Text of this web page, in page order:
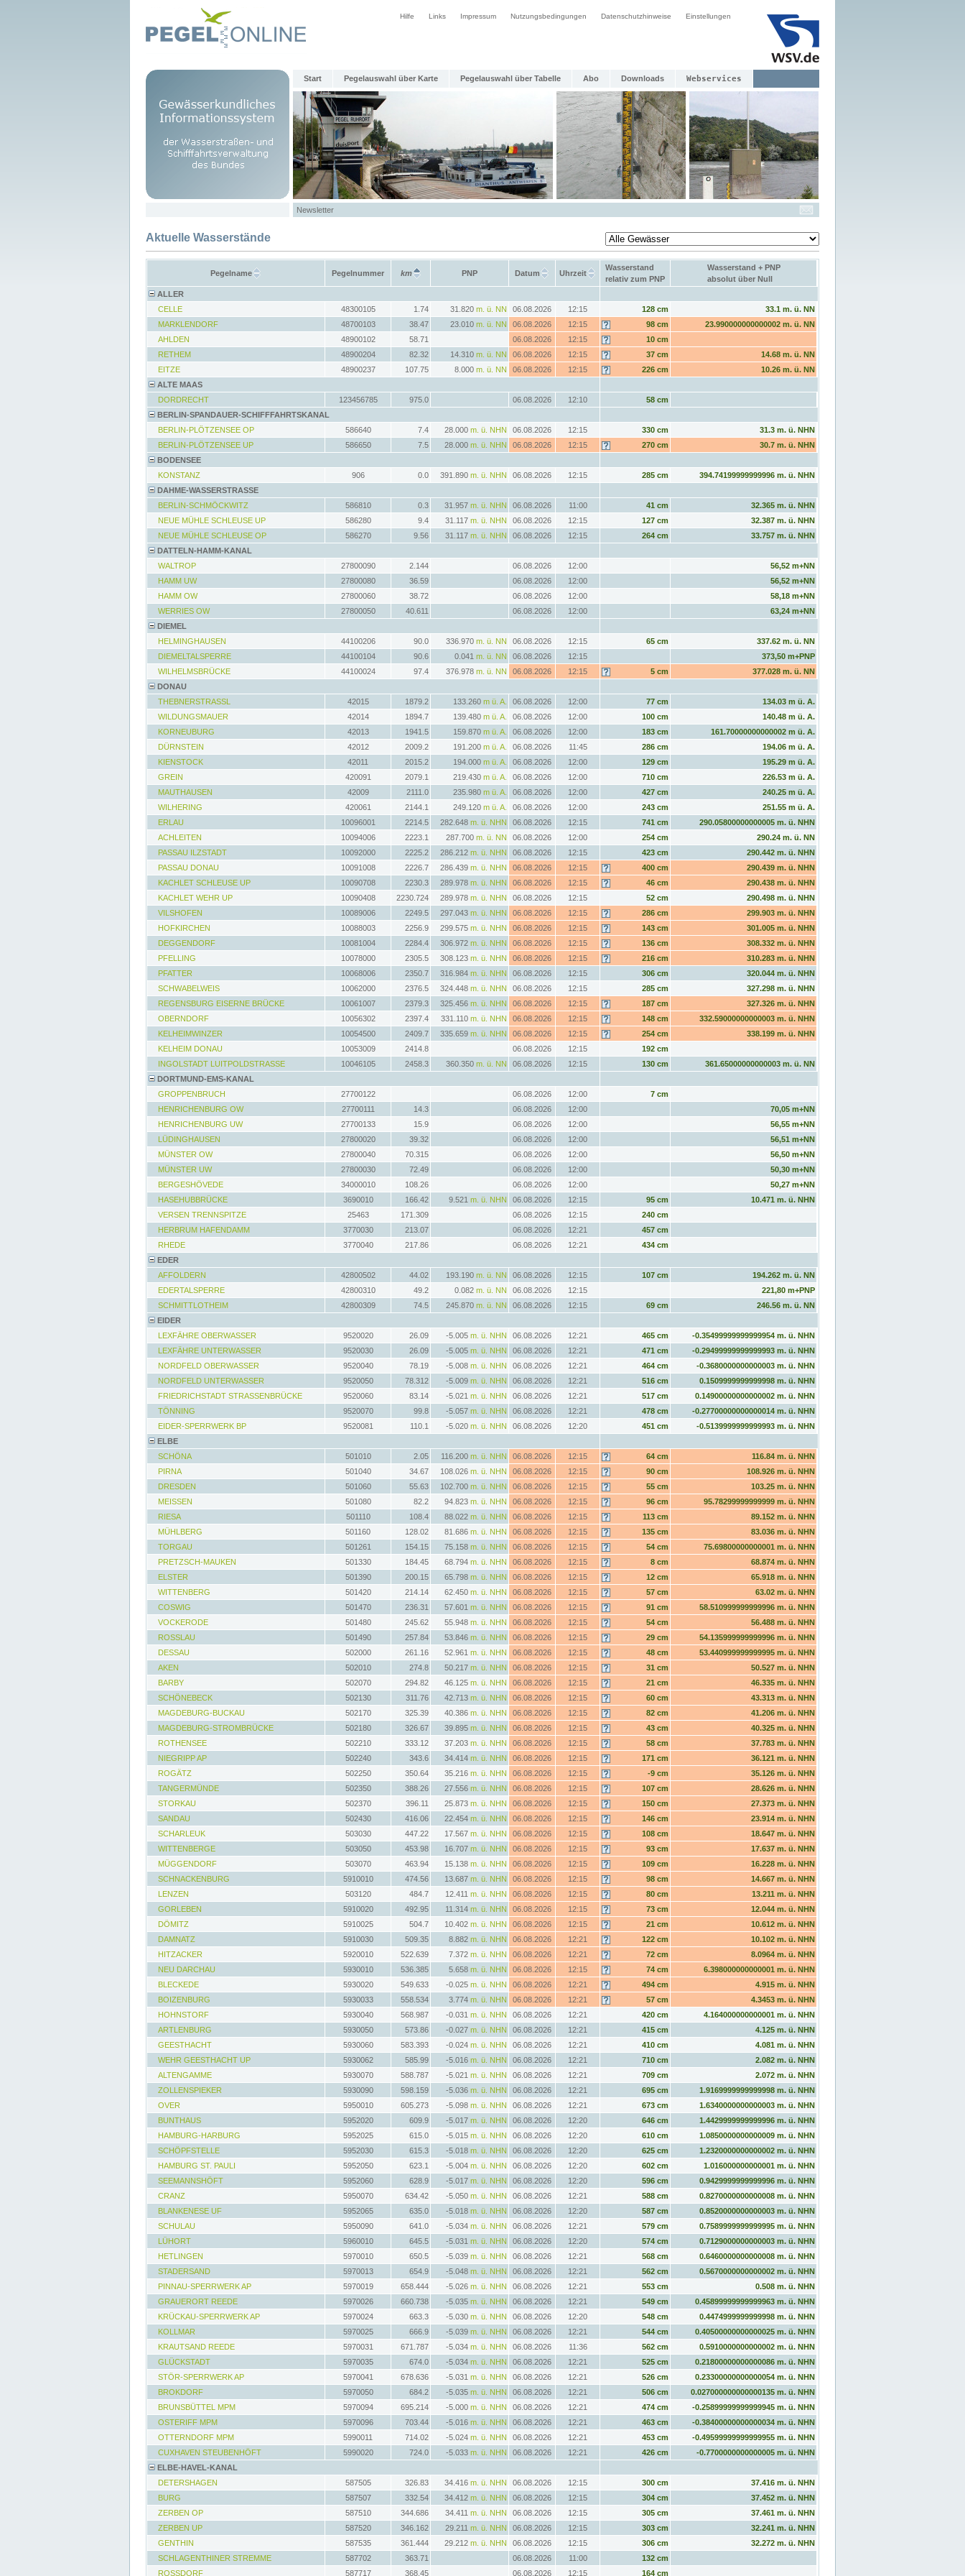
Hilfe Links Impressum Nutzungsbedingungen Datenschutzhinweise Einstellungen
Start Pegelauswahl über Karte Pegelauswahl über Tabelle Abo Downloads Webservices
Newsletter
Aktuelle Wasserstände
Pegelname Pegelnummer km PNP Datum Uhrzeit
Wasserstand
relativ zum PNP
Wasserstand + PNP
absolut über Null
ALLER
CELLE
48300105 1.74 31.820 m. ü. NN 06.08.2026 12:15 128 cm
33.1 m. ü. NN
MARKLENDORF
48700103 38.47 23.010 m. ü. NN 06.08.2026 12:15 98 cm
23.990000000000002 m. ü. NN
AHLDEN
48900102 58.71 06.08.2026 12:15
10 cm
RETHEM
48900204 82.32 14.310 m. ü. NN 06.08.2026 12:15 37 cm
14.68 m. ü. NN
EITZE
48900237 107.75 8.000 m. ü. NN 06.08.2026 12:15 226 cm
10.26 m. ü. NN
ALTE MAAS
DORDRECHT
123456785 975.0 06.08.2026 12:10
58 cm
BERLIN-SPANDAUER-SCHIFFFAHRTSKANAL
BERLIN-PLÖTZENSEE OP
586640 7.4 28.000 m. ü. NHN 06.08.2026 12:15 330 cm
31.3 m. ü. NHN
BERLIN-PLÖTZENSEE UP
586650 7.5 28.000 m. ü. NHN 06.08.2026 12:15 270 cm
30.7 m. ü. NHN
BODENSEE
KONSTANZ
906 0.0 391.890 m. ü. NHN 06.08.2026 12:15 285 cm
394.74199999999996 m. ü. NHN
DAHME-WASSERSTRASSE
BERLIN-SCHMÖCKWITZ
586810 0.3 31.957 m. ü. NHN 06.08.2026 11:00 41 cm
32.365 m. ü. NHN
NEUE MÜHLE SCHLEUSE UP
586280 9.4 31.117 m. ü. NHN 06.08.2026 12:15 127 cm
32.387 m. ü. NHN
NEUE MÜHLE SCHLEUSE OP
586270 9.56 31.117 m. ü. NHN 06.08.2026 12:15 264 cm
33.757 m. ü. NHN
DATTELN-HAMM-KANAL
WALTROP
27800090 2.144 06.08.2026 12:00
56,52 m+NN
HAMM UW
27800080 36.59 06.08.2026 12:00
56,52 m+NN
HAMM OW
27800060 38.72 06.08.2026 12:00
58,18 m+NN
WERRIES OW
27800050 40.611 06.08.2026 12:00
63,24 m+NN
DIEMEL
HELMINGHAUSEN
44100206 90.0 336.970 m. ü. NN 06.08.2026 12:15 65 cm
337.62 m. ü. NN
DIEMELTALSPERRE
44100104 90.6 0.041 m. ü. NN 06.08.2026 12:15
373,50 m+PNP
WILHELMSBRÜCKE
44100024 97.4 376.978 m. ü. NN 06.08.2026 12:15 5 cm
377.028 m. ü. NN
DONAU
THEBNERSTRASSL
42015 1879.2 133.260 m ü. A. 06.08.2026 12:00 77 cm
134.03 m ü. A.
WILDUNGSMAUER
42014 1894.7 139.480 m ü. A. 06.08.2026 12:00 100 cm
140.48 m ü. A.
KORNEUBURG
42013 1941.5 159.870 m ü. A. 06.08.2026 12:00 183 cm
161.70000000000002 m ü. A.
DÜRNSTEIN
42012 2009.2 191.200 m ü. A. 06.08.2026 11:45 286 cm
194.06 m ü. A.
KIENSTOCK
42011 2015.2 194.000 m ü. A. 06.08.2026 12:00 129 cm
195.29 m ü. A.
GREIN
420091 2079.1 219.430 m ü. A. 06.08.2026 12:00 710 cm
226.53 m ü. A.
MAUTHAUSEN
42009 2111.0 235.980 m ü. A. 06.08.2026 12:00 427 cm
240.25 m ü. A.
WILHERING
420061 2144.1 249.120 m ü. A. 06.08.2026 12:00 243 cm
251.55 m ü. A.
ERLAU
10096001 2214.5 282.648 m. ü. NHN 06.08.2026 12:15 741 cm
290.05800000000005 m. ü. NHN
ACHLEITEN
10094006 2223.1 287.700 m. ü. NN 06.08.2026 12:00 254 cm
290.24 m. ü. NN
PASSAU ILZSTADT
10092000 2225.2 286.212 m. ü. NHN 06.08.2026 12:15 423 cm
290.442 m. ü. NHN
PASSAU DONAU
10091008 2226.7 286.439 m. ü. NHN 06.08.2026 12:15 400 cm
290.439 m. ü. NHN
KACHLET SCHLEUSE UP
10090708 2230.3 289.978 m. ü. NHN 06.08.2026 12:15 46 cm
290.438 m. ü. NHN
KACHLET WEHR UP
10090408 2230.724 289.978 m. ü. NHN 06.08.2026 12:15 52 cm
290.498 m. ü. NHN
VILSHOFEN
10089006 2249.5 297.043 m. ü. NHN 06.08.2026 12:15 286 cm
299.903 m. ü. NHN
HOFKIRCHEN
10088003 2256.9 299.575 m. ü. NHN 06.08.2026 12:15 143 cm
301.005 m. ü. NHN
DEGGENDORF
10081004 2284.4 306.972 m. ü. NHN 06.08.2026 12:15 136 cm
308.332 m. ü. NHN
PFELLING
10078000 2305.5 308.123 m. ü. NHN 06.08.2026 12:15 216 cm
310.283 m. ü. NHN
PFATTER
10068006 2350.7 316.984 m. ü. NHN 06.08.2026 12:15 306 cm
320.044 m. ü. NHN
SCHWABELWEIS
10062000 2376.5 324.448 m. ü. NHN 06.08.2026 12:15 285 cm
327.298 m. ü. NHN
REGENSBURG EISERNE BRÜCKE
10061007 2379.3 325.456 m. ü. NHN 06.08.2026 12:15 187 cm
327.326 m. ü. NHN
OBERNDORF
10056302 2397.4 331.110 m. ü. NHN 06.08.2026 12:15 148 cm
332.59000000000003 m. ü. NHN
KELHEIMWINZER
10054500 2409.7 335.659 m. ü. NHN 06.08.2026 12:15 254 cm
338.199 m. ü. NHN
KELHEIM DONAU
10053009 2414.8 06.08.2026 12:15
192 cm
INGOLSTADT LUITPOLDSTRASSE
10046105 2458.3 360.350 m. ü. NN 06.08.2026 12:15 130 cm
361.65000000000003 m. ü. NN
DORTMUND-EMS-KANAL
GROPPENBRUCH
27700122 06.08.2026 12:00
7 cm
HENRICHENBURG OW
27700111 14.3 06.08.2026 12:00
70,05 m+NN
HENRICHENBURG UW
27700133 15.9 06.08.2026 12:00
56,55 m+NN
LÜDINGHAUSEN
27800020 39.32 06.08.2026 12:00
56,51 m+NN
MÜNSTER OW
27800040 70.315 06.08.2026 12:00
56,50 m+NN
MÜNSTER UW
27800030 72.49 06.08.2026 12:00
50,30 m+NN
BERGESHÖVEDE
34000010 108.26 06.08.2026 12:00
50,27 m+NN
HASEHUBBRÜCKE
3690010 166.42 9.521 m. ü. NHN 06.08.2026 12:15 95 cm
10.471 m. ü. NHN
VERSEN TRENNSPITZE
25463 171.309 06.08.2026 12:15
240 cm
HERBRUM HAFENDAMM
3770030 213.07 06.08.2026 12:21
457 cm
RHEDE
3770040 217.86 06.08.2026 12:21
434 cm
EDER
AFFOLDERN
42800502 44.02 193.190 m. ü. NN 06.08.2026 12:15 107 cm
194.262 m. ü. NN
EDERTALSPERRE
42800310 49.2 0.082 m. ü. NN 06.08.2026 12:15
221,80 m+PNP
SCHMITTLOTHEIM
42800309 74.5 245.870 m. ü. NN 06.08.2026 12:15 69 cm
246.56 m. ü. NN
EIDER
LEXFÄHRE OBERWASSER
9520020 26.09 -5.005 m. ü. NHN 06.08.2026 12:21 465 cm
-0.35499999999999954 m. ü. NHN
LEXFÄHRE UNTERWASSER
9520030 26.09 -5.005 m. ü. NHN 06.08.2026 12:21 471 cm
-0.29499999999999993 m. ü. NHN
NORDFELD OBERWASSER
9520040 78.19 -5.008 m. ü. NHN 06.08.2026 12:21 464 cm
-0.3680000000000003 m. ü. NHN
NORDFELD UNTERWASSER
9520050 78.312 -5.009 m. ü. NHN 06.08.2026 12:21 516 cm
0.1509999999999998 m. ü. NHN
FRIEDRICHSTADT STRASSENBRÜCKE
9520060 83.14 -5.021 m. ü. NHN 06.08.2026 12:21 517 cm
0.14900000000000002 m. ü. NHN
TÖNNING
9520070 99.8 -5.057 m. ü. NHN 06.08.2026 12:21 478 cm
-0.27700000000000014 m. ü. NHN
EIDER-SPERRWERK BP
9520081 110.1 -5.020 m. ü. NHN 06.08.2026 12:20 451 cm
-0.5139999999999993 m. ü. NHN
ELBE
SCHÖNA
501010 2.05 116.200 m. ü. NHN 06.08.2026 12:15 64 cm
116.84 m. ü. NHN
PIRNA
501040 34.67 108.026 m. ü. NHN 06.08.2026 12:15 90 cm
108.926 m. ü. NHN
DRESDEN
501060 55.63 102.700 m. ü. NHN 06.08.2026 12:15 55 cm
103.25 m. ü. NHN
MEISSEN
501080 82.2 94.823 m. ü. NHN 06.08.2026 12:15 96 cm
95.78299999999999 m. ü. NHN
RIESA
501110 108.4 88.022 m. ü. NHN 06.08.2026 12:15 113 cm
89.152 m. ü. NHN
MÜHLBERG
501160 128.02 81.686 m. ü. NHN 06.08.2026 12:15 135 cm
83.036 m. ü. NHN
TORGAU
501261 154.15 75.158 m. ü. NHN 06.08.2026 12:15 54 cm
75.69800000000001 m. ü. NHN
PRETZSCH-MAUKEN
501330 184.45 68.794 m. ü. NHN 06.08.2026 12:15 8 cm
68.874 m. ü. NHN
ELSTER
501390 200.15 65.798 m. ü. NHN 06.08.2026 12:15 12 cm
65.918 m. ü. NHN
WITTENBERG
501420 214.14 62.450 m. ü. NHN 06.08.2026 12:15 57 cm
63.02 m. ü. NHN
COSWIG
501470 236.31 57.601 m. ü. NHN 06.08.2026 12:15 91 cm
58.510999999999996 m. ü. NHN
VOCKERODE
501480 245.62 55.948 m. ü. NHN 06.08.2026 12:15 54 cm
56.488 m. ü. NHN
ROSSLAU
501490 257.84 53.846 m. ü. NHN 06.08.2026 12:15 29 cm
54.135999999999996 m. ü. NHN
DESSAU
502000 261.16 52.961 m. ü. NHN 06.08.2026 12:15 48 cm
53.440999999999995 m. ü. NHN
AKEN
502010 274.8 50.217 m. ü. NHN 06.08.2026 12:15 31 cm
50.527 m. ü. NHN
BARBY
502070 294.82 46.125 m. ü. NHN 06.08.2026 12:15 21 cm
46.335 m. ü. NHN
SCHÖNEBECK
502130 311.76 42.713 m. ü. NHN 06.08.2026 12:15 60 cm
43.313 m. ü. NHN
MAGDEBURG-BUCKAU
502170 325.39 40.386 m. ü. NHN 06.08.2026 12:15 82 cm
41.206 m. ü. NHN
MAGDEBURG-STROMBRÜCKE
502180 326.67 39.895 m. ü. NHN 06.08.2026 12:15 43 cm
40.325 m. ü. NHN
ROTHENSEE
502210 333.12 37.203 m. ü. NHN 06.08.2026 12:15 58 cm
37.783 m. ü. NHN
NIEGRIPP AP
502240 343.6 34.414 m. ü. NHN 06.08.2026 12:15 171 cm
36.121 m. ü. NHN
ROGÄTZ
502250 350.64 35.216 m. ü. NHN 06.08.2026 12:15 -9 cm
35.126 m. ü. NHN
TANGERMÜNDE
502350 388.26 27.556 m. ü. NHN 06.08.2026 12:15 107 cm
28.626 m. ü. NHN
STORKAU
502370 396.11 25.873 m. ü. NHN 06.08.2026 12:15 150 cm
27.373 m. ü. NHN
SANDAU
502430 416.06 22.454 m. ü. NHN 06.08.2026 12:15 146 cm
23.914 m. ü. NHN
SCHARLEUK
503030 447.22 17.567 m. ü. NHN 06.08.2026 12:15 108 cm
18.647 m. ü. NHN
WITTENBERGE
503050 453.98 16.707 m. ü. NHN 06.08.2026 12:15 93 cm
17.637 m. ü. NHN
MÜGGENDORF
503070 463.94 15.138 m. ü. NHN 06.08.2026 12:15 109 cm
16.228 m. ü. NHN
SCHNACKENBURG
5910010 474.56 13.687 m. ü. NHN 06.08.2026 12:15 98 cm
14.667 m. ü. NHN
LENZEN
503120 484.7 12.411 m. ü. NHN 06.08.2026 12:15 80 cm
13.211 m. ü. NHN
GORLEBEN
5910020 492.95 11.314 m. ü. NHN 06.08.2026 12:15 73 cm
12.044 m. ü. NHN
DÖMITZ
5910025 504.7 10.402 m. ü. NHN 06.08.2026 12:15 21 cm
10.612 m. ü. NHN
DAMNATZ
5910030 509.35 8.882 m. ü. NHN 06.08.2026 12:21 122 cm
10.102 m. ü. NHN
HITZACKER
5920010 522.639 7.372 m. ü. NHN 06.08.2026 12:21 72 cm
8.0964 m. ü. NHN
NEU DARCHAU
5930010 536.385 5.658 m. ü. NHN 06.08.2026 12:15 74 cm
6.398000000000001 m. ü. NHN
BLECKEDE
5930020 549.633 -0.025 m. ü. NHN 06.08.2026 12:21 494 cm
4.915 m. ü. NHN
BOIZENBURG
5930033 558.534 3.774 m. ü. NHN 06.08.2026 12:21 57 cm
4.3453 m. ü. NHN
HOHNSTORF
5930040 568.987 -0.031 m. ü. NHN 06.08.2026 12:21 420 cm
4.164000000000001 m. ü. NHN
ARTLENBURG
5930050 573.86 -0.027 m. ü. NHN 06.08.2026 12:21 415 cm
4.125 m. ü. NHN
GEESTHACHT
5930060 583.393 -0.024 m. ü. NHN 06.08.2026 12:21 410 cm
4.081 m. ü. NHN
WEHR GEESTHACHT UP
5930062 585.99 -5.016 m. ü. NHN 06.08.2026 12:21 710 cm
2.082 m. ü. NHN
ALTENGAMME
5930070 588.787 -5.021 m. ü. NHN 06.08.2026 12:21 709 cm
2.072 m. ü. NHN
ZOLLENSPIEKER
5930090 598.159 -5.036 m. ü. NHN 06.08.2026 12:21 695 cm
1.9169999999999998 m. ü. NHN
OVER
5950010 605.273 -5.098 m. ü. NHN 06.08.2026 12:21 673 cm
1.6340000000000003 m. ü. NHN
BUNTHAUS
5952020 609.9 -5.017 m. ü. NHN 06.08.2026 12:20 646 cm
1.4429999999999996 m. ü. NHN
HAMBURG-HARBURG
5952025 615.0 -5.015 m. ü. NHN 06.08.2026 12:20 610 cm
1.0850000000000009 m. ü. NHN
SCHÖPFSTELLE
5952030 615.3 -5.018 m. ü. NHN 06.08.2026 12:20 625 cm
1.2320000000000002 m. ü. NHN
HAMBURG ST. PAULI
5952050 623.1 -5.004 m. ü. NHN 06.08.2026 12:20 602 cm
1.016000000000001 m. ü. NHN
SEEMANNSHÖFT
5952060 628.9 -5.017 m. ü. NHN 06.08.2026 12:20 596 cm
0.9429999999999996 m. ü. NHN
CRANZ
5950070 634.42 -5.050 m. ü. NHN 06.08.2026 12:21 588 cm
0.8270000000000008 m. ü. NHN
BLANKENESE UF
5952065 635.0 -5.018 m. ü. NHN 06.08.2026 12:20 587 cm
0.8520000000000003 m. ü. NHN
SCHULAU
5950090 641.0 -5.034 m. ü. NHN 06.08.2026 12:21 579 cm
0.7589999999999995 m. ü. NHN
LÜHORT
5960010 645.5 -5.031 m. ü. NHN 06.08.2026 12:20 574 cm
0.7129000000000003 m. ü. NHN
HETLINGEN
5970010 650.5 -5.039 m. ü. NHN 06.08.2026 12:21 568 cm
0.6460000000000008 m. ü. NHN
STADERSAND
5970013 654.9 -5.048 m. ü. NHN 06.08.2026 12:21 562 cm
0.5670000000000002 m. ü. NHN
PINNAU-SPERRWERK AP
5970019 658.444 -5.026 m. ü. NHN 06.08.2026 12:21 553 cm
0.508 m. ü. NHN
GRAUERORT REEDE
5970026 660.738 -5.035 m. ü. NHN 06.08.2026 12:21 549 cm
0.45899999999999963 m. ü. NHN
KRÜCKAU-SPERRWERK AP
5970024 663.3 -5.030 m. ü. NHN 06.08.2026 12:20 548 cm
0.4474999999999998 m. ü. NHN
KOLLMAR
5970025 666.9 -5.039 m. ü. NHN 06.08.2026 12:21 544 cm
0.40500000000000025 m. ü. NHN
KRAUTSAND REEDE
5970031 671.787 -5.034 m. ü. NHN 06.08.2026 11:36 562 cm
0.5910000000000002 m. ü. NHN
GLÜCKSTADT
5970035 674.0 -5.034 m. ü. NHN 06.08.2026 12:21 525 cm
0.21800000000000086 m. ü. NHN
STÖR-SPERRWERK AP
5970041 678.636 -5.031 m. ü. NHN 06.08.2026 12:21 526 cm
0.23300000000000054 m. ü. NHN
BROKDORF
5970050 684.2 -5.035 m. ü. NHN 06.08.2026 12:21 506 cm
0.027000000000000135 m. ü. NHN
BRUNSBÜTTEL MPM
5970094 695.214 -5.000 m. ü. NHN 06.08.2026 12:21 474 cm
-0.25899999999999945 m. ü. NHN
OSTERIFF MPM
5970096 703.44 -5.016 m. ü. NHN 06.08.2026 12:21 463 cm
-0.38400000000000034 m. ü. NHN
OTTERNDORF MPM
5990011 714.02 -5.024 m. ü. NHN 06.08.2026 12:21 453 cm
-0.49599999999999955 m. ü. NHN
CUXHAVEN STEUBENHÖFT
5990020 724.0 -5.033 m. ü. NHN 06.08.2026 12:21 426 cm
-0.7700000000000005 m. ü. NHN
ELBE-HAVEL-KANAL
DETERSHAGEN
587505 326.83 34.416 m. ü. NHN 06.08.2026 12:15 300 cm
37.416 m. ü. NHN
BURG
587507 332.54 34.412 m. ü. NHN 06.08.2026 12:15 304 cm
37.452 m. ü. NHN
ZERBEN OP
587510 344.686 34.411 m. ü. NHN 06.08.2026 12:15 305 cm
37.461 m. ü. NHN
ZERBEN UP
587520 346.162 29.211 m. ü. NHN 06.08.2026 12:15 303 cm
32.241 m. ü. NHN
GENTHIN
587535 361.444 29.212 m. ü. NHN 06.08.2026 12:15 306 cm
32.272 m. ü. NHN
SCHLAGENTHINER STREMME
587702 363.71 06.08.2026 11:00
132 cm
ROSSDORF
587717 368.45 06.08.2026 12:15 164 cm